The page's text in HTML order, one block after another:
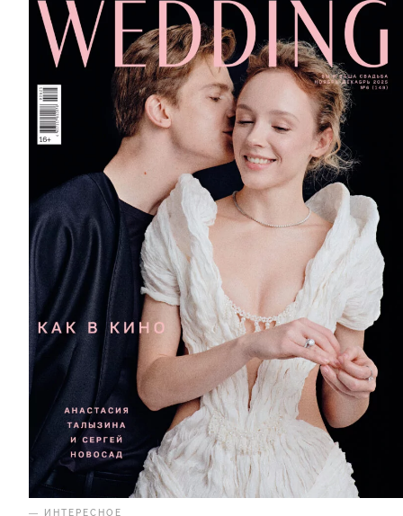
— ИНТЕРЕСНОЕ